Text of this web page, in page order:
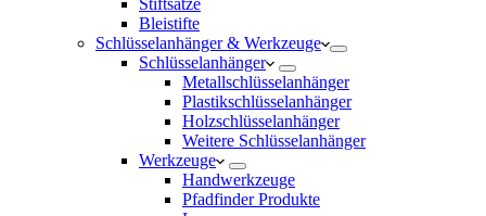
Stiftsätze
Bleistifte
Schlüsselanhänger & Werkzeuge
Schlüsselanhänger
Metallschlüsselanhänger
Plastikschlüsselanhänger
Holzschlüsselanhänger
Weitere Schlüsselanhänger
Werkzeuge
Handwerkzeuge
Pfadfinder Produkte